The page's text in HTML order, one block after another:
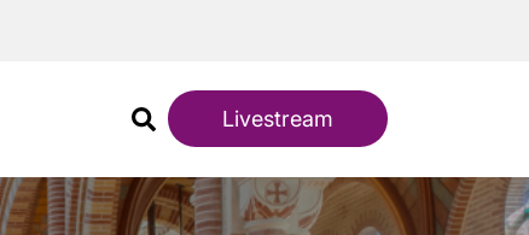
Livestream